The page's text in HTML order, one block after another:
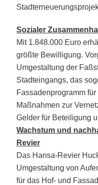
Sozialer
Mit 1.848.000 Euro
größte Bewilligung.
Umgestaltung der
Stadteingangs, das
Fassadenprogramm
Maßnahmen zur
Gelder für Beteiligung
Wachstum und
Revier
Das Hansa-Revier
Umgestaltung von
für das Hof- und